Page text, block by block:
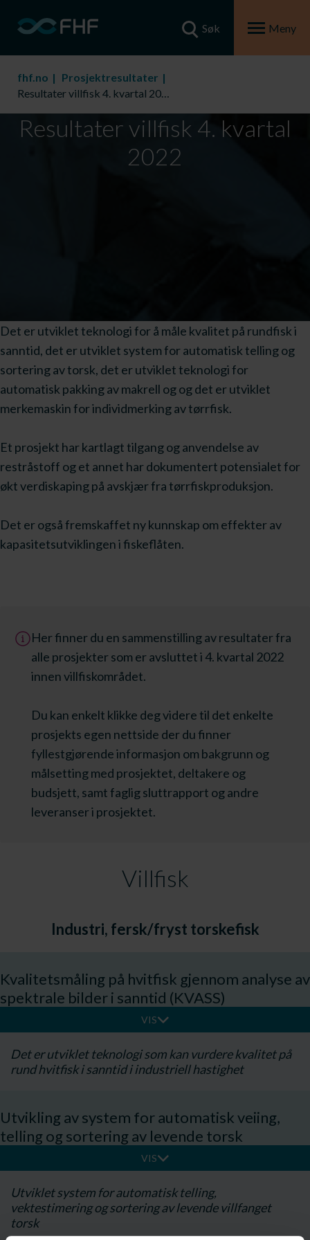
Søk Meny
fhf.no
Prosjektresultater
Resultater villfisk 4. kvartal 2022
Resultater villfisk 4. kvartal
2022
Det er utviklet teknologi for å måle kvalitet på rundfisk i
sanntid, det er utviklet system for automatisk telling og
sortering av torsk, det er utviklet teknologi for
automatisk pakking av makrell og og det er utviklet
merkemaskin for individmerking av tørrfisk.
Et prosjekt har kartlagt tilgang og anvendelse av
restråstoff og et annet har dokumentert potensialet for
økt verdiskaping på avskjær fra tørrfiskproduksjon.
Det er også fremskaffet ny kunnskap om effekter av
kapasitetsutviklingen i fiskeflåten.
Her finner du en sammenstilling av resultater fra
alle prosjekter som er avsluttet i 4. kvartal 2022
innen villfiskområdet.
Du kan enkelt klikke deg videre til det enkelte
prosjekts egen nettside der du finner
fyllestgjørende informasjon om bakgrunn og
målsetting med prosjektet, deltakere og
budsjett, samt faglig sluttrapport og andre
leveranser i prosjektet.
Villfisk
Industri, fersk/fryst torskefisk
Kvalitetsmåling på hvitfisk gjennom analyse av
spektrale bilder i sanntid (KVASS)
VIS
Det er utviklet teknologi som kan vurdere kvalitet på
rund hvitfisk i sanntid i industriell hastighet
Utvikling av system for automatisk veiing,
telling og sortering av levende torsk
VIS
Utviklet system for automatisk telling,
vektestimering og sortering av levende villfanget
torsk